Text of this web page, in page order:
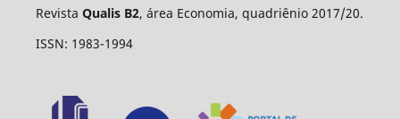
Revista Qualis B2, área Economia, quadriênio 2017/20.
ISSN: 1983-1994